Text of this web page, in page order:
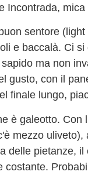
Incontrada,
sentore
e baccalà. Ci
ma non
gusto, con il
finale lungo,
è galeotto. Con
mezzo uliveto),
delle pietanze,
costante.